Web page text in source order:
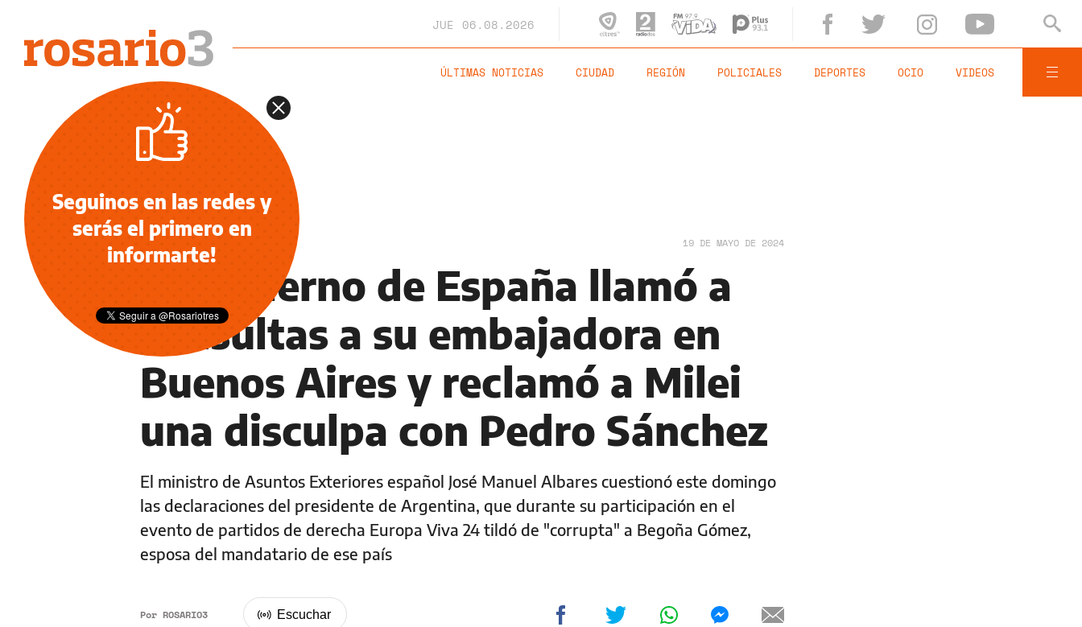
JUE 06.08.2026
ÚLTIMAS NOTICIAS CIUDAD REGIÓN POLICIALES DEPORTES OCIO VIDEOS
INFORMACIÓN GENERAL 19 DE MAYO DE 2024
El gobierno de España llamó a
consultas a su embajadora en
Buenos Aires y reclamó a Milei
una disculpa con Pedro Sánchez
El ministro de Asuntos Exteriores español José Manuel Albares cuestionó este domingo
las declaraciones del presidente de Argentina, que durante su participación en el
evento de partidos de derecha Europa Viva 24 tildó de "corrupta" a Begoña Gómez,
esposa del mandatario de ese país
Por ROSARIO3
Seguinos en las redes y
serás el primero en
informarte!